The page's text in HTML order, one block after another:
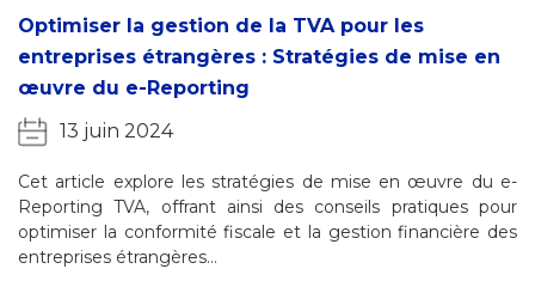
Optimiser la gestion de la TVA pour les
entreprises étrangères : Stratégies de mise en
œuvre du e-Reporting
13 juin 2024
Cet article explore les stratégies de mise en œuvre du e-
Reporting TVA, offrant ainsi des conseils pratiques pour
optimiser la conformité fiscale et la gestion financière des
entreprises étrangères…